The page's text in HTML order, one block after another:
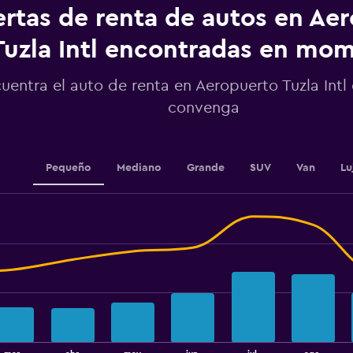
categories.
The
chart
has
Y
360.
de renta de autos en
Intl encontradas en
el auto de renta en Aeropuerto Tuzla Intl
convenga
Pequeño Mediano Grande SUV Van